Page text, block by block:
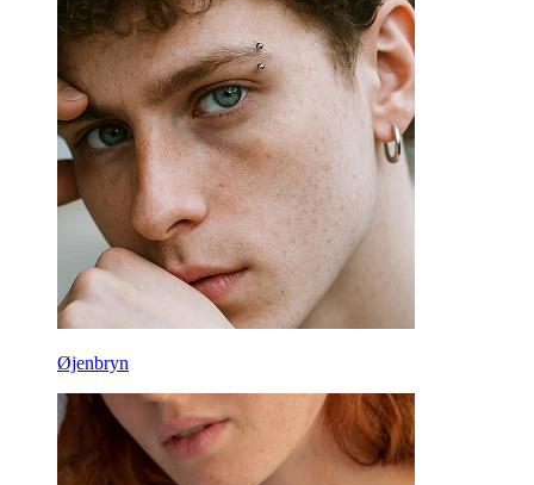
Øjenbryn